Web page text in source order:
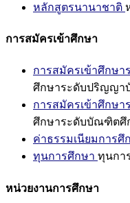
หลักสูตรนานาชาติ
การสมัครเข้าศึกษา
การสมัครเข้าศึกษ
ศึกษาระดับปริญญ
การสมัครเข้าศึกษ
ศึกษาระดับบัณฑิตศึ
ค่าธรรมเนียมการศึ
ทุนการศึกษา ทุนกา
หน่วยงานการศึกษา